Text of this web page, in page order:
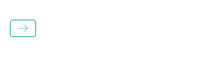
LÄS MER